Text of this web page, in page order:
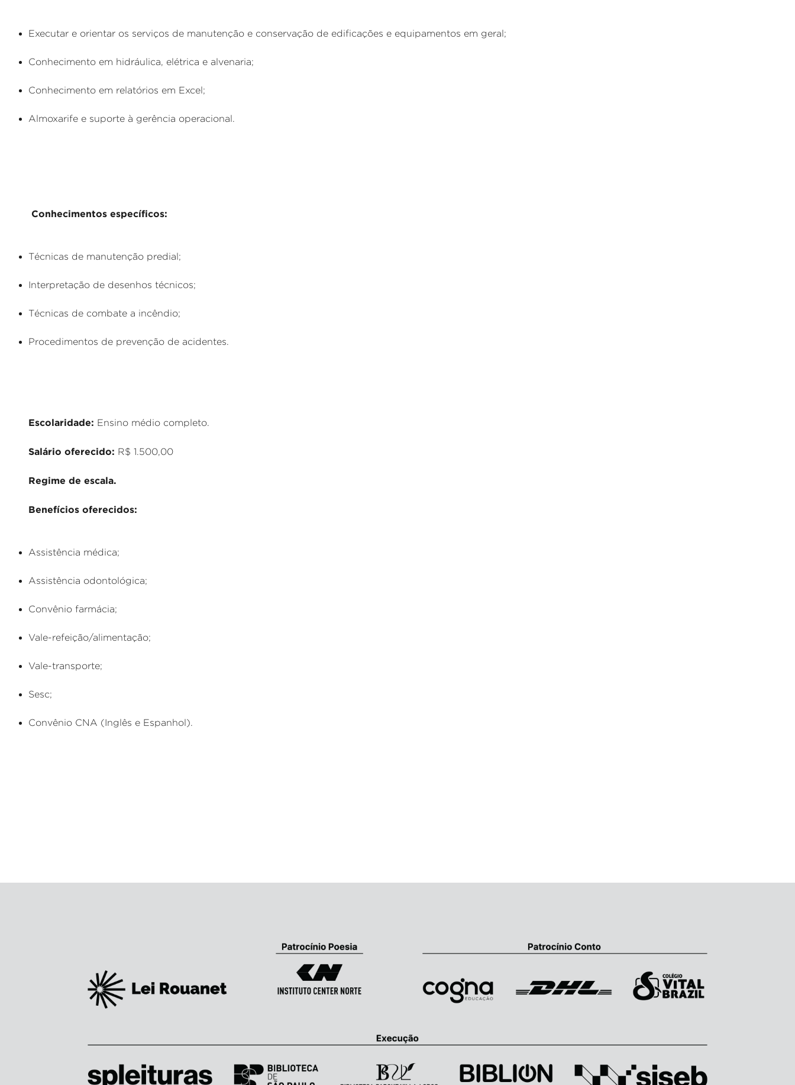
Executar e orientar os serviços de manutenção e conservação de edificações e equipamentos em geral;
Conhecimento em hidráulica, elétrica e alvenaria;
Conhecimento em relatórios em Excel;
Almoxarife e suporte à gerência operacional.
Conhecimentos específicos:
Técnicas de manutenção predial;
Interpretação de desenhos técnicos;
Técnicas de combate a incêndio;
Procedimentos de prevenção de acidentes.
Escolaridade: Ensino médio completo.
Salário oferecido: R$ 1.500,00
Regime de escala.
Benefícios oferecidos:
Assistência médica;
Assistência odontológica;
Convênio farmácia;
Vale-refeição/alimentação;
Vale-transporte;
Sesc;
Convênio CNA (Inglês e Espanhol).